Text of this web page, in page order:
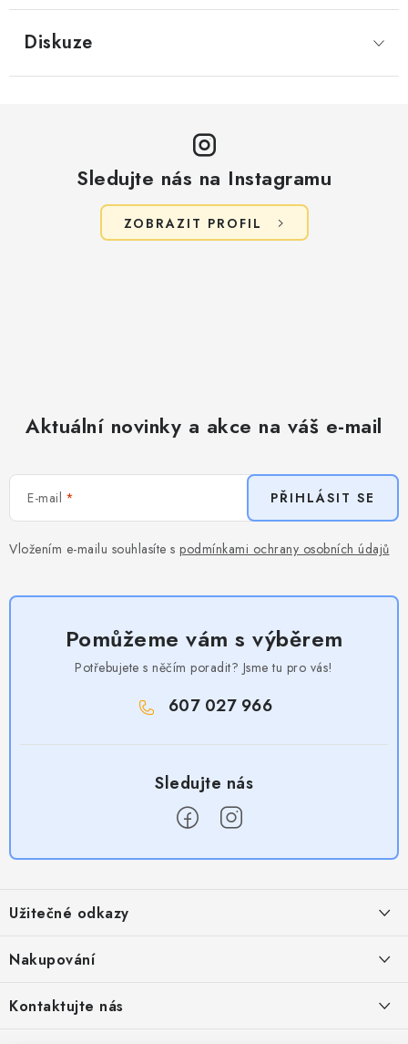
Diskuze
Sledujte nás na Instagramu
ZOBRAZIT PROFIL
Aktuální novinky a akce na váš e-mail
E-mail
Vložením e-mailu souhlasíte s podmínkami ochrany osobních údajů
PŘIHLÁSIT SE
Pomůžeme vám s výběrem
Potřebujete s něčím poradit? Jsme tu pro vás!
607 027 966
p
a
Užitečné odkazy
Obchodní podmínky
Provizní systém
Nakupování
Časté otázky
Kontaktujte nás